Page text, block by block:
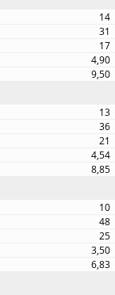
14
31
17
4,90
9,50
13
36
21
4,54
8,85
10
48
25
3,50
6,83